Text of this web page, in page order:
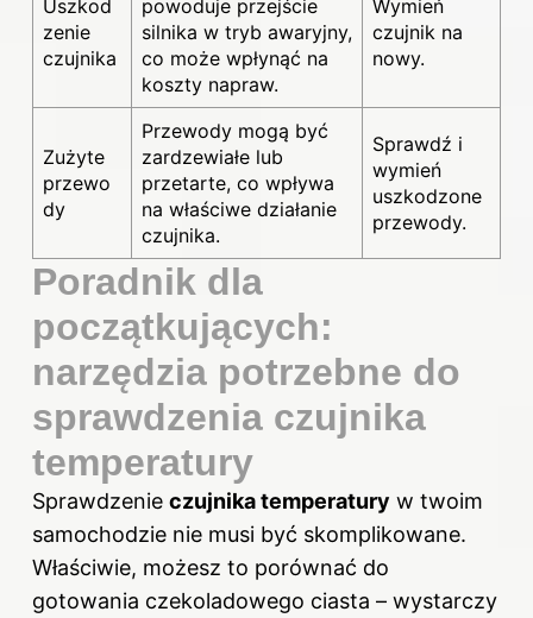
Uszkod
zenie
czujnika
powoduje przejście
silnika w tryb awaryjny,
co może wpłynąć na
koszty napraw.
Wymień
czujnik na
nowy.
Zużyte
przewo
dy
Przewody mogą być
zardzewiałe lub
przetarte, co wpływa
na właściwe działanie
czujnika.
Sprawdź i
wymień
uszkodzone
przewody.
Poradnik dla
początkujących:
narzędzia potrzebne do
sprawdzenia czujnika
temperatury
Sprawdzenie czujnika temperatury w twoim
samochodzie nie musi być skomplikowane.
Właściwie, możesz to porównać do
gotowania czekoladowego ciasta – wystarczy